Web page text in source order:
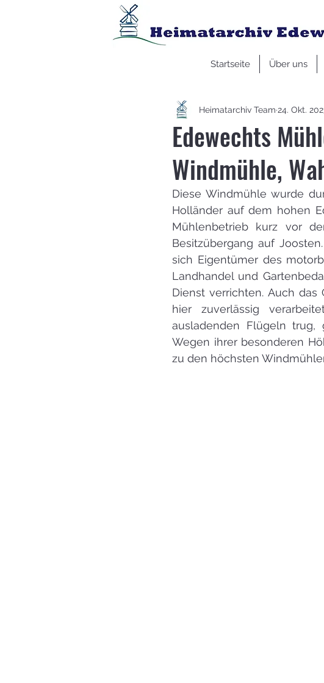
Startseite Über uns
Edewechts
Windmühle,
Heimatarchiv Team 24. Okt.
Diese Windmühle wurde
Holländer auf dem hohen
Mühlenbetrieb kurz vor
Besitzübergang auf
sich Eigentümer des
Landhandel und
Dienst verrichten. Auch
hier zuverlässig
ausladenden Flügeln
Wegen ihrer besonderen
zu den höchsten